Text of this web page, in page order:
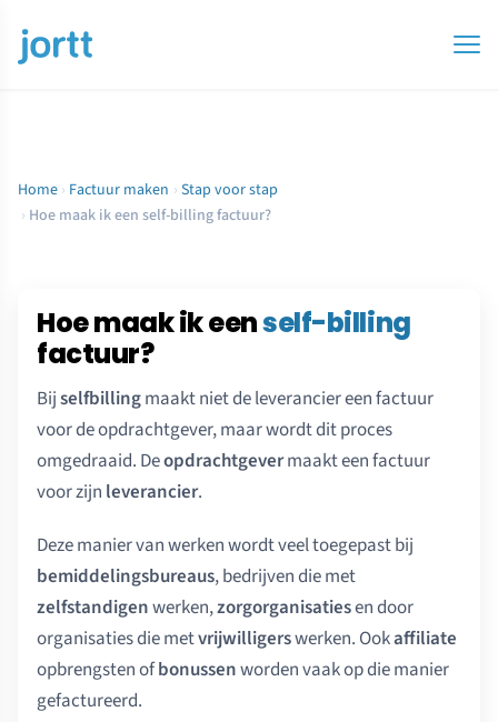
Home › Factuur maken › Stap voor stap
› Hoe maak ik een self-billing factuur?
Hoe maak ik eenself-billing
factuur?
Bijselfbillingmaakt niet de leverancier een factuur
voor de opdrachtgever, maar wordt dit proces
omgedraaid. Deopdrachtgevermaakt een factuur
voor zijn leverancier.
Deze manier van werken wordt veel toegepast bij
bemiddelingsbureaus, bedrijven die met
zelfstandigenwerken,zorgorganisatiesen door
organisaties die metvrijwilligerswerken. Ookaffiliate
opbrengsten ofbonussenworden vaak op die manier
gefactureerd.